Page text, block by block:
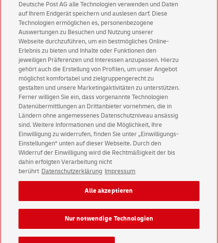
Alles für Geschäftskunden
Filialpartner werden
English Homepage
Kundenservice
Warnung vor gefälschtenE-Mails
Impressum Rechtliche Hinweise
Datenschutz
Einwilligungs-Einstellungen
Konzern Karriere Presse Investoren
Deutsche Post AG alle Technologien verwenden und Daten
auf Ihrem Endgerät speichern und auslesen darf. Diese
Technologien ermöglichen es, personenbezogene
Auswertungen zu Besuchen und Nutzung unserer
Webseite durchzuführen, um ein bestmögliches Online-
Erlebnis zu bieten und Inhalte oder Funktionen den
jeweiligen Präferenzen und Interessen anzupassen. Hierzu
gehört auch die Erstellung von Profilen, um unser Angebot
möglichst komfortabel und zielgruppengerecht zu
gestalten und unsere Marketingaktivitäten zu unterstützen.
Ferner willigen Sie ein, dass vorgenannte Technologien
Datenübermittlungen an Drittanbieter vornehmen, die in
Ländern ohne angemessenes Datenschutzniveau ansässig
sind. Weitere Informationen und die Möglichkeit, Ihre
Einwilligung zu widerrufen, finden Sie unter „Einwilligungs-
Einstellungen“ unten auf dieser Webseite. Durch den
Widerruf der Einwilligung wird die Rechtmäßigkeit der bis
dahin erfolgten Verarbeitung nicht
berührt Datenschutzerklärung Impressum
Nur notwendige Technologien
Alle akzeptieren